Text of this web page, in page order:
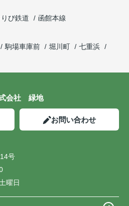
び鉄道
函館本線
駒場車庫前 堀川町
七重浜
会社 緑地
お問い合わせ
号
曜日